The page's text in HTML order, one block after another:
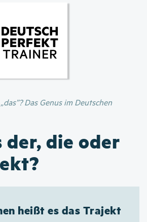
Inhalt
Das Genus im Deutschen
der, die oder
heißt es das Trajekt